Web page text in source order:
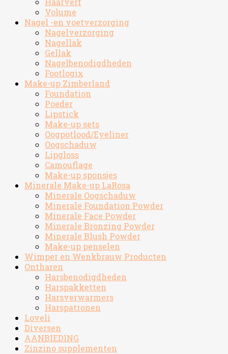
Volume
Nagel -en voetverzorging
Nagelverzorging
Nagellak
Gellak
Nagelbenodigdheden
Footlogix
Make-up Zimberland
Foundation
Poeder
Lipstick
Make-up sets
Oogpotlood/Eyeliner
Oogschaduw
Lipgloss
Camouflage
Make-up sponsjes
Minerale Make-up LaRosa
Minerale Oogschaduw
Minerale Foundation Powder
Minerale Face Powder
Minerale Bronzing Powder
Minerale Blush Powder
Make-up penselen
Wimper en Wenkbrauw Producten
Ontharen
Harsbenodigdheden
Harspakketten
Harsverwarmers
Harspatronen
Loveli
Diversen
AANBIEDING
Zinzino supplementen